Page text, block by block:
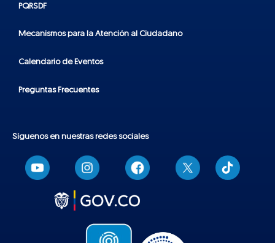
PQRSDF
Mecanismos para la Atención al Ciudadano
Calendario de Eventos
Preguntas Frecuentes
Síguenos en nuestras redes sociales
T
i
k